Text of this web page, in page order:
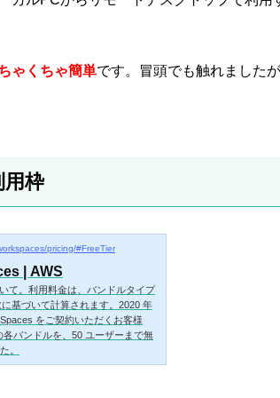
ゃくちゃ簡単です。冒頭でも触れました
枠
pricing/#FreeTier
| AWS
て。利用料金は、バンドルタイプ
基づいて計算されます。2020 年
をご契約いただくお客様
バンドルを、50 ユーザーまで無
。